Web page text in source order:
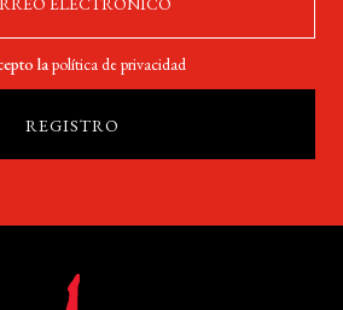
lapolítica de privacidad